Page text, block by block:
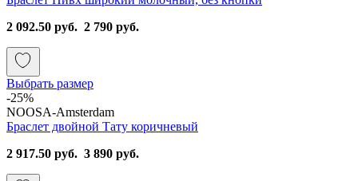
2 092.50 руб. 2 790 руб.
Выбрать размер
-25%
NOOSA-Amsterdam
Браслет двойной Тату коричневый
2 917.50 руб. 3 890 руб.